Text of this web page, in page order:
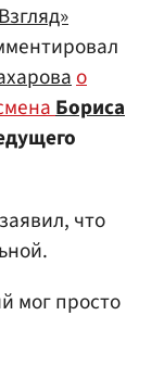
о
Бориса
что
мог просто